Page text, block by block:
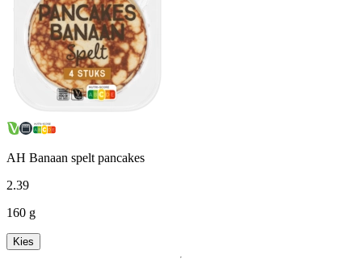
AH Banaan spelt pancakes
2.39
160 g
Kies